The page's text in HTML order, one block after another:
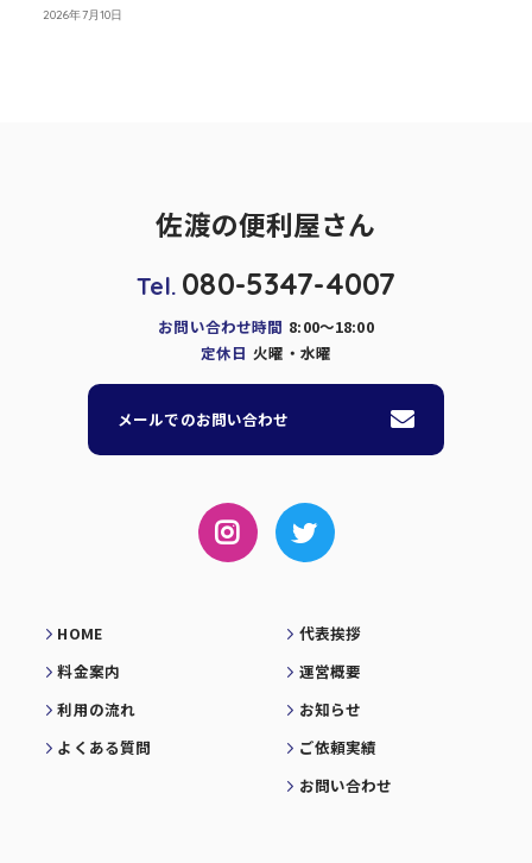
2026年7月10日
佐渡の便利屋さん
Tel. 080-5347-4007
お問い合わせ時間 8:00～18:00
定休日 火曜・水曜
メールでのお問い合わせ
HOME
料金案内
利用の流れ
よくある質問
代表挨拶
運営概要
お知らせ
ご依頼実績
お問い合わせ